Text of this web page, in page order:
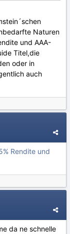
Naturen
und AAA-
Titel,die
oder in
auch
Rendite und
da ne schnelle